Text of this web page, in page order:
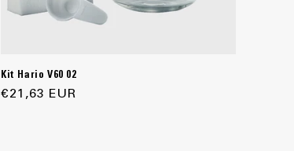
Kit Hario V60 02
Precio
€21,63 EUR